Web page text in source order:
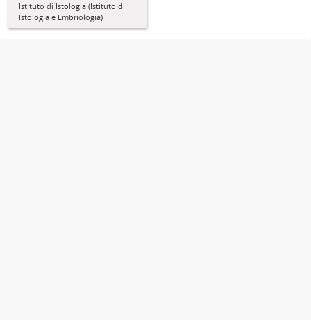
Istituto di Istologia (Istituto di
Istologia e Embriologia)